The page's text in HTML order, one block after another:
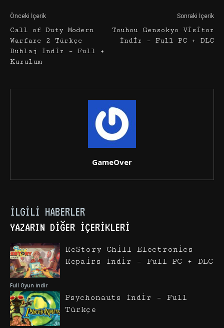
Önceki İçerik
Call of Duty Modern
Warfare 2 Türkçe
Dublaj İndir – Full +
Kurulum
Sonraki İçerik
Touhou Gensokyo Visitor
İndir – Full PC + DLC
GameOver
İLGILI HABERLER
YAZARIN DIĞER İÇERIKLERI
Full Oyun İndir
ReStory Chill Electronics
Repairs İndir – Full PC + DLC
Psychonauts İndir – Full
Türkçe